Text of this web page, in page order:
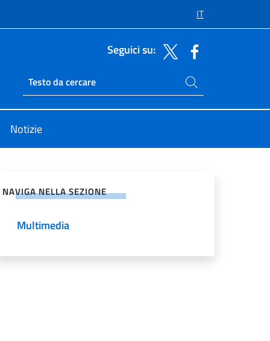
IT
Seguici su:
Ricerca sito live
Cerca nel sito
Notizie
NAVIGA NELLA SEZIONE
Multimedia